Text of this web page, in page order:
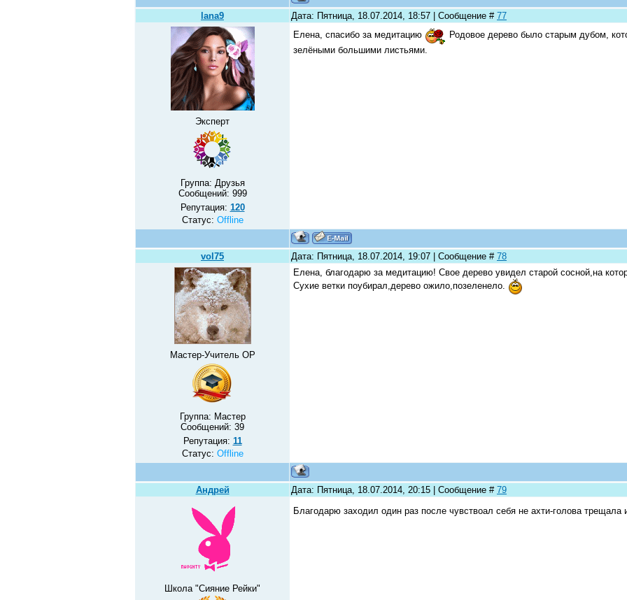
lana9 Дата: Пятница, 18.07.2014, 18:57 | Сообщение # 77
Эксперт
Группа: Друзья
Сообщений: 999
Репутация: 120
Статус: Offline
Елена, спасибо за медитацию
Родовое дерево было старым дубом,
зелёными большими листьями.
vol75 Дата: Пятница, 18.07.2014, 19:07 | Сообщение # 78
Мастер-Учитель ОР
Группа: Мастер
Сообщений: 39
Репутация: 11
Статус: Offline
Елена, благодарю за медитацию! Свое дерево увидел старой сосной,на
Сухие ветки поубирал,дерево ожило,позеленело.
Андрей Дата: Пятница, 18.07.2014, 20:15 | Сообщение # 79
Школа "Сияние Рейки"
Благодарю заходил один раз после чувствоал себя не ахти-голова